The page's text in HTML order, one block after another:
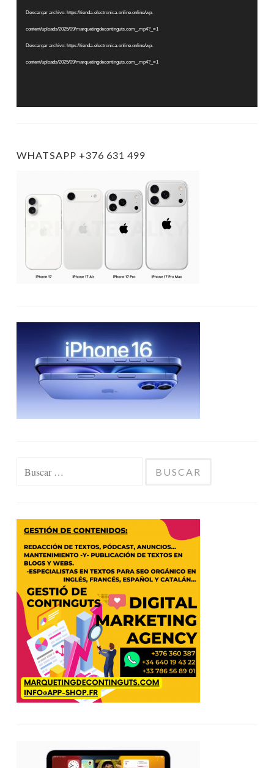
vídeoDescargar archivo: https://tienda-electronica-online.online/wp-
content/uploads/2025/09/marquetingdecontinguts.com_.mp4?_=1
Descargar archivo: https://tienda-electronica-online.online/wp-
content/uploads/2025/09/marquetingdecontinguts.com_.mp4?_=1
WHATSAPP +376 631 499